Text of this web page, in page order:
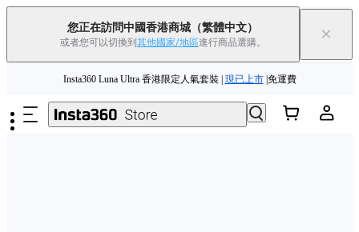
您正在訪問中國香港商城 （繁體中文）
或者您可以切換到 其他國家/地區進行商品選購。 ×
舊機換新機，享現金回饋或優惠券|了解更多
Insta360 Luna Ultra 香港限定人氣套裝 | 現已上市|免運費